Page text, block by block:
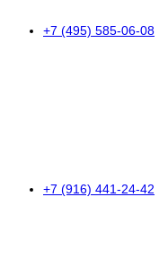
+7 (495) 585-06-08
+7 (916) 441-24-42